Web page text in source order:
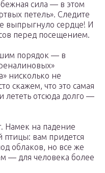
сила — в этом
петель». Следите
выпрыгнуло сердце! И
перед посещением.
порядок — в
нисколько не
скажем, что это самая
лететь отсюда долго —
Намек на падение
вам придется
облаков, но все же
— для человека более